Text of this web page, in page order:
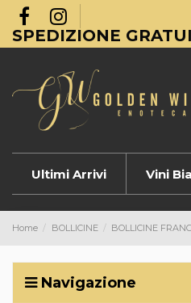
SPEDIZIONE
Ultimi Arrivi Vini
Home BOLLICINE BOLLICINE
Navigazione